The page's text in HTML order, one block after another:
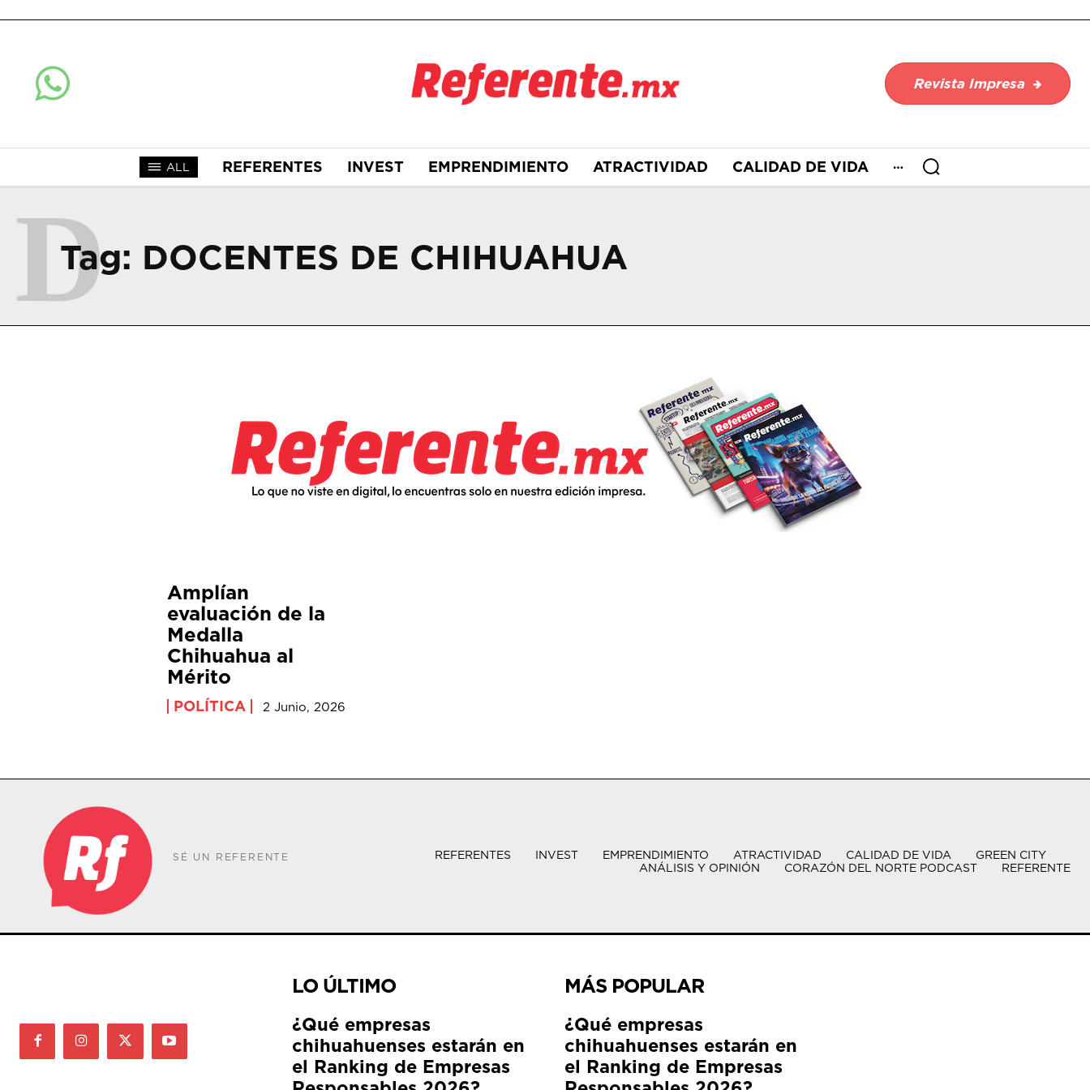
Revista Impresa
ALL REFERENTES INVEST EMPRENDIMIENTO ATRACTIVIDAD CALIDAD DE VIDA
Tag: DOCENTES DE CHIHUAHUA
D
Amplían
evaluación de la
Medalla
Chihuahua al
Mérito
POLÍTICA 2 Junio, 2026
SÉ UN REFERENTE REFERENTES INVEST EMPRENDIMIENTO ATRACTIVIDAD CALIDAD DE VIDA
GREEN CITY
ANÁLISIS Y OPINIÓN
CORAZÓN DEL NORTE PODCAST REFERENTE
LO ÚLTIMO
¿Qué empresas
chihuahuenses estarán en
el Ranking de Empresas
MÁS POPULAR
¿Qué empresas
chihuahuenses estarán en
el Ranking de Empresas